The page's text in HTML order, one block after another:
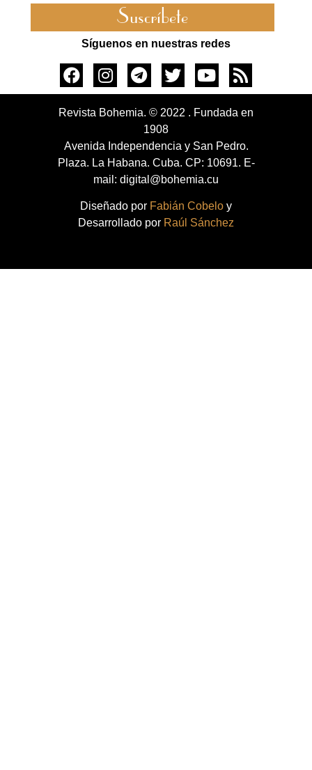
Suscríbete
Síguenos en nuestras redes
Revista Bohemia. © 2022 . Fundada en
1908
Avenida Independencia y San Pedro.
Plaza. La Habana. Cuba. CP: 10691. E-
mail: digital@bohemia.cu
Diseñado por Fabián Cobelo y
Desarrollado por Raúl Sánchez